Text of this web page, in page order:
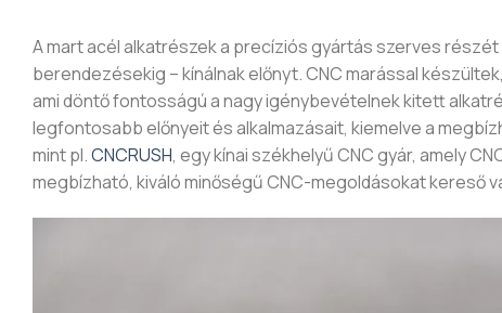
A mart acél alkatrészek a precíziós gyártás szerves
berendezésekig – kínálnak előnyt. CNC marással
ami döntő fontosságú a nagy igénybevételnek kitett
legfontosabb előnyeit és alkalmazásait, kiemelve a
mint pl.CNCRUSH, egy kínai székhelyű CNC gyár, amely
megbízható, kiváló minőségű CNC-megoldásokat kereső